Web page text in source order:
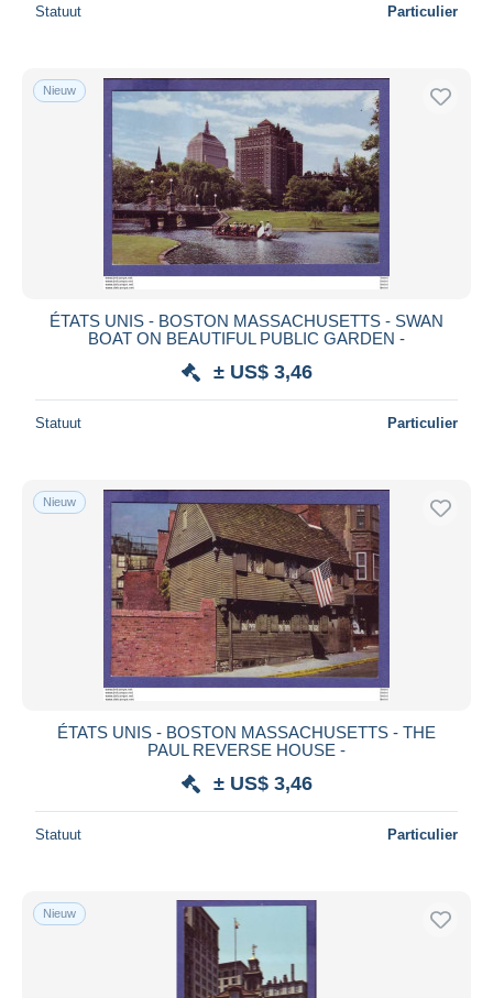
Statuut Particulier
Nieuw
ÉTATS UNIS - BOSTON MASSACHUSETTS - SWAN
BOAT ON BEAUTIFUL PUBLIC GARDEN -
± US$ 3,46
Statuut Particulier
Nieuw
ÉTATS UNIS - BOSTON MASSACHUSETTS - THE
PAUL REVERSE HOUSE -
± US$ 3,46
Statuut Particulier
Nieuw